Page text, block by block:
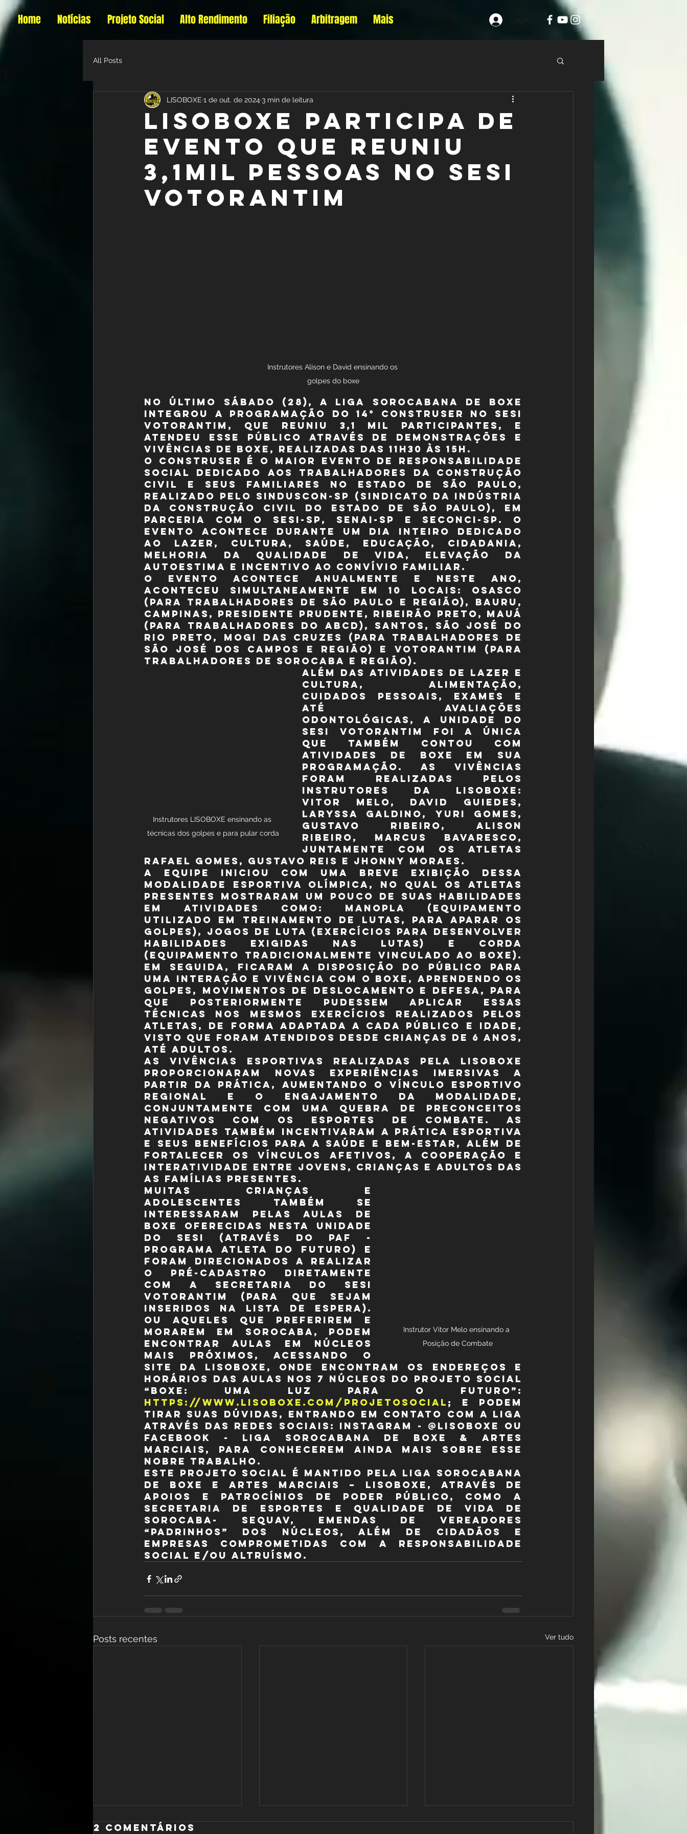
Home Notícias Projeto Social Alto Rendimento Filiação Arbitragem Mais
All Posts
LISOBOXE PARTICIPA DE
EVENTO QUE REUNIU
3,1MIL PESSOAS NO SESI
VOTORANTIM
LISOBOXE 1 de out. de 2024 3 min de leitura
Instrutores Alison e David ensinando os
golpes do boxe
No último sábado (28), a Liga Sorocabana de Boxe
integrou a programação do 14° ConstruSer no SESI
Votorantim, que reuniu 3,1 mil participantes, e
atendeu esse público através de demonstrações e
vivências de boxe, realizadas das 11h30 às 15h.
O ConstruSer é o maior evento de responsabilidade
social dedicado aos trabalhadores da construção
civil e seus familiares no Estado de São Paulo,
realizado pelo SindusCon-SP (Sindicato da Indústria
da Construção Civil do Estado de São Paulo), em
parceria com o Sesi-SP, Senai-SP e Seconci-SP. O
evento acontece durante um dia inteiro dedicado
ao lazer, cultura, saúde, educação, cidadania,
melhoria da qualidade de vida, elevação da
autoestima e incentivo ao convívio familiar.
O evento acontece anualmente e neste ano,
aconteceu simultaneamente em 10 locais: Osasco
(para trabalhadores de São Paulo e região), Bauru,
Campinas, Presidente Prudente, Ribeirão Preto, Mauá
(para trabalhadores do ABCD), Santos, São José do
Rio Preto, Mogi das Cruzes (para trabalhadores de
São José dos Campos e região) e Votorantim (para
trabalhadores de Sorocaba e região).
Instrutores LISOBOXE ensinando as
técnicas dos golpes e para pular corda
Além das atividades de lazer e
cultura, alimentação,
cuidados pessoais, exames e
até avaliações
odontológicas, a unidade do
SESI Votorantim foi a única
que também contou com
atividades de Boxe em sua
programação. As vivências
foram realizadas pelos
instrutores da LISOBOXE:
Vitor Melo, David Guiedes,
Laryssa Galdino, Yuri Gomes,
Gustavo Ribeiro, Alison
Ribeiro, Marcus Bavaresco,
juntamente com os atletas
Rafael Gomes, Gustavo Reis e Jhonny Moraes.
A equipe iniciou com uma breve exibição dessa
modalidade esportiva olímpica, no qual os atletas
presentes mostraram um pouco de suas habilidades
em atividades como: manopla (equipamento
utilizado em treinamento de lutas, para aparar os
golpes), jogos de luta (exercícios para desenvolver
habilidades exigidas nas lutas) e corda
(equipamento tradicionalmente vinculado ao boxe).
Em seguida, ficaram a disposição do público para
uma interação e vivência com o boxe, aprendendo os
golpes, movimentos de deslocamento e defesa, para
que posteriormente pudessem aplicar essas
técnicas nos mesmos exercícios realizados pelos
atletas, de forma adaptada a cada público e idade,
visto que foram atendidos desde crianças de 6 anos,
até adultos.
As vivências esportivas realizadas pela LISOBOXE
proporcionaram novas experiências imersivas a
partir da prática, aumentando o vínculo esportivo
regional e o engajamento da modalidade,
conjuntamente com uma quebra de preconceitos
negativos com os esportes de combate. As
atividades também incentivaram a prática esportiva
e seus benefícios para a saúde e bem-estar, além de
fortalecer os vínculos afetivos, a cooperação e
interatividade entre jovens, crianças e adultos das
as famílias presentes.
Instrutor Vitor Melo ensinando a
Posição de Combate
Muitas crianças e
adolescentes também se
interessaram pelas aulas de
boxe oferecidas nesta unidade
do SESI (através do PAF -
Programa Atleta do Futuro) e
foram direcionados a realizar
o pré-cadastro diretamente
com a secretaria do SESI
Votorantim (para que sejam
inseridos na lista de espera).
Ou aqueles que preferirem e
morarem em Sorocaba, podem
encontrar aulas em núcleos
mais próximos, acessando o
site da LISOBOXE, onde encontram os endereços e
horários das aulas nos 7 núcleos do Projeto Social
https://www.lisoboxe.com/projetosocial ; e podem
tirar suas dúvidas, entrando em contato com a Liga
através das redes sociais: Instagram - @lisoboxe ou
Facebook - Liga Sorocabana de Boxe & Artes
Marciais, para conhecerem ainda mais sobre esse
nobre trabalho.
Este projeto social é mantido pela Liga Sorocabana
de Boxe e Artes Marciais – LISOBOXE, através de
apoios e patrocínios de poder público, como a
Secretaria de Esportes e Qualidade de Vida de
Sorocaba- SEQUAV, emendas de vereadores
“padrinhos” dos núcleos, além de cidadãos e
empresas comprometidas com a responsabilidade
social e/ou altruísmo.
Posts recentes Ver tudo
2 comentários